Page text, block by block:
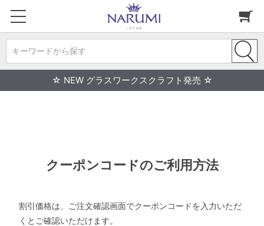
キーワードから探す
☆ NEW グラスワークスクラフト発売 ☆
クーポンコードのご利用方法
割引価格は、ご注文確認画面でクーポンコードを入力いただ
くとご確認いただけます。